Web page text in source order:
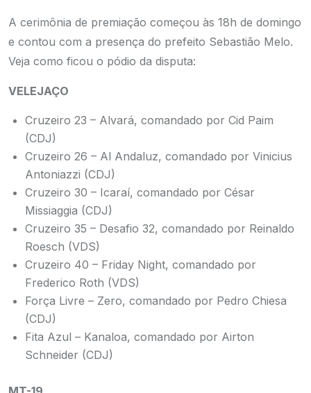
A cerimônia de premiação começou às 18h de domingo
e contou com a presença do prefeito Sebastião Melo.
Veja como ficou o pódio da disputa:
VELEJAÇO
Cruzeiro 23 – Alvará, comandado por Cid Paim
(CDJ)
Cruzeiro 26 – Al Andaluz, comandado por Vinicius
Antoniazzi (CDJ)
Cruzeiro 30 – Icaraí, comandado por César
Missiaggia (CDJ)
Cruzeiro 35 – Desafio 32, comandado por Reinaldo
Roesch (VDS)
Cruzeiro 40 – Friday Night, comandado por
Frederico Roth (VDS)
Força Livre – Zero, comandado por Pedro Chiesa
(CDJ)
Fita Azul – Kanaloa, comandado por Airton
Schneider (CDJ)